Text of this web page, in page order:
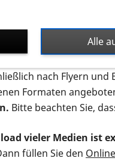
wissen, wie Sie
zum Thema
Seite finden Sie
nach Flyern
Formaten
Bitte beachten Sie,
vieler Medien ist
füllen Sie den
Alle